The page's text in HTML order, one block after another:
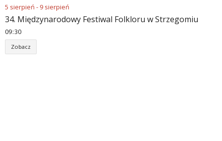
5 sierpień - 9 sierpień
34. Międzynarodowy Festiwal Folkloru w Strzegomiu
09:30
Zobacz